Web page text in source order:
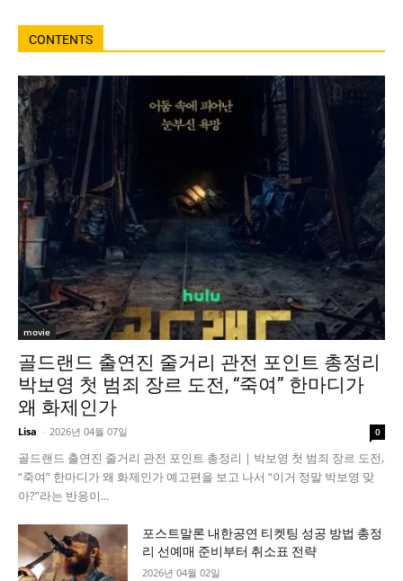
CONTENTS
movie
골드랜드 출연진 줄거리 관전 포인트 총정리
박보영 첫 범죄 장르 도전, “죽여” 한마디가
왜 화제인가
Lisa - 2026년 04월 07일 0
골드랜드 출연진 줄거리 관전 포인트 총정리 | 박보영 첫 범죄 장르 도전,
“죽여” 한마디가 왜 화제인가 예고편을 보고 나서 “이거 정말 박보영 맞
아?”라는 반응이...
포스트말론 내한공연 티켓팅 성공 방법 총정
리 선예매 준비부터 취소표 전략
2026년 04월 02일